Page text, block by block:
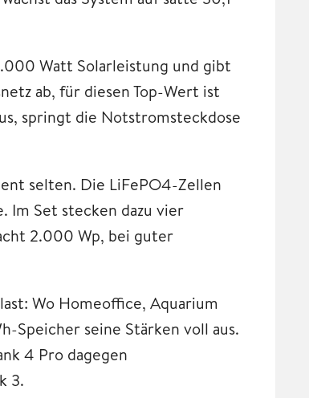
Watt Solarleistung und gibt
ab, für diesen Top-Wert ist
springt die Notstromsteckdose
selten. Die LiFePO4-Zellen
Im Set stecken dazu vier
2.000 Wp, bei guter
Wo Homeoffice, Aquarium
Speicher seine Stärken voll aus.
4 Pro dagegen
3.